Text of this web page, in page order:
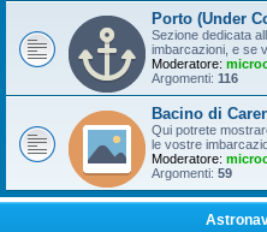
Porto (Under
Sezione dedicata
imbarcazioni, e se
Moderatore:
Argomenti: 116
Bacino di
Qui potrete
le vostre
Moderatore:
Argomenti: 59